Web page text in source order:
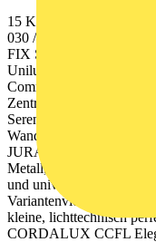
15 Kaufel ››
030 / 70 17 33 - 300
FIX Serenga 26 FOX
Unilux 70 Unilux 70
Commolux 17
Zentralbatterieleuchten
Serenga 75 E Serenga
Wandeinbau Optilux 22
JURALUX LED
Metall, auch in
und universelle LED-
Variantenvielfalt
kleine, lichttechnisch
CORDALUX CCFL